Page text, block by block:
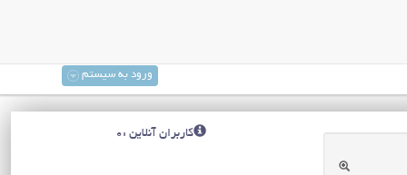
ورود به سیستم
کاربران آنلاین :0